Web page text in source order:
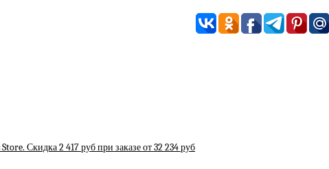
Скидка 2 417 руб при заказе от 32 234 руб